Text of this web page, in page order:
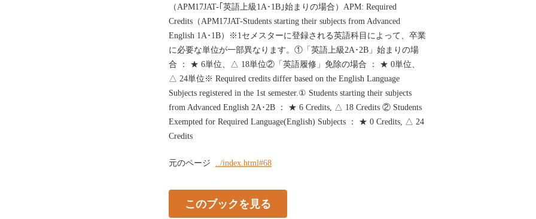
（APM17JAT-｢英語上級1A･1B｣始まりの場合）APM: Required
Credits（APM17JAT-Students starting their subjects from Advanced
English 1A･1B）※1セメスターに登録される英語科目によって、卒業
に必要な単位が一部異なります。①「英語上級2A･2B」始まりの場
合 ： ★ 6単位、△ 18単位②「英語履修」免除の場合 ： ★ 0単位、
△ 24単位※ Required credits differ based on the English Language
Subjects registered in the 1st semester.① Students starting their subjects
from Advanced English 2A･2B ： ★ 6 Credits, △ 18 Credits ② Students
Exempted for Required Language(English) Subjects ： ★ 0 Credits, △ 24
Credits
元のページ ../index.html#68
このブックを見る